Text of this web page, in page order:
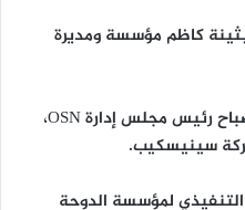
بثينة كاظم مؤسسة ومديرة
ومن الكويت الشيخة دانة ناصر الصباح رئيس مجلس إدارة OSN،
سينيسكيب.
لمؤسسة الدوحة